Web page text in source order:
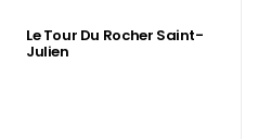
Le Tour Du Rocher Saint-
Julien